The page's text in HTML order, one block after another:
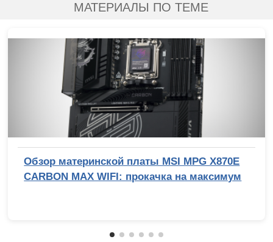
МАТЕРИАЛЫ ПО ТЕМЕ
Обзор материнской платы MSI MPG X870E
CARBON MAX WIFI: прокачка на максимум